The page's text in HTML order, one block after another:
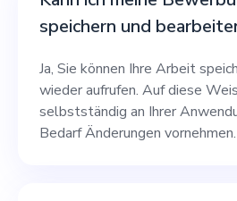
speichern und
Ja, Sie können Ihre Arbeit
wieder aufrufen. Auf diese
selbstständig an Ihrer
Bedarf Änderungen vornehmen.